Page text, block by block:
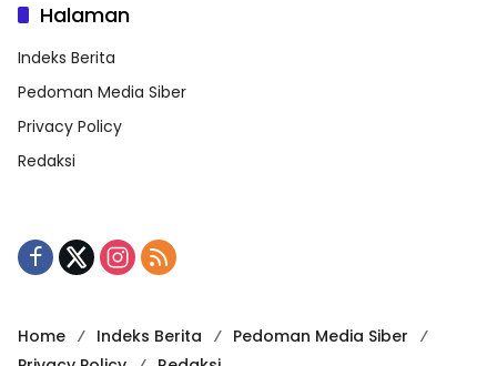
Halaman
Indeks Berita
Pedoman Media Siber
Privacy Policy
Redaksi
Home Indeks Berita
Pedoman Media Siber